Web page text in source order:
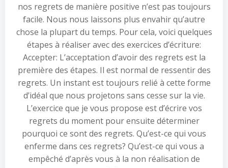
nos regrets de manière positive n’est pas toujours
facile. Nous nous laissons plus envahir qu’autre
chose la plupart du temps. Pour cela, voici quelques
étapes à réaliser avec des exercices d’écriture:
Accepter: L’acceptation d’avoir des regrets est la
première des étapes. Il est normal de ressentir des
regrets. Un instant est toujours relié à cette forme
d’idéal que nous projetons sans cesse sur la vie.
L’exercice que je vous propose est d’écrire vos
regrets du moment pour ensuite déterminer
pourquoi ce sont des regrets. Qu’est-ce qui vous
enferme dans ces regrets? Qu’est-ce qui vous a
empêché d’après vous à la non réalisation de